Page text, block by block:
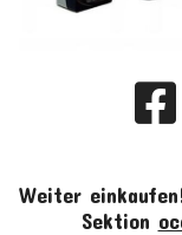
Weiter
Sektion